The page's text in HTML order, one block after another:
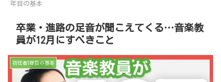
年目の基本
卒業・進路の足音が聞こえてくる…音楽教
員が12月にすべきこと
初任者1年目の基本